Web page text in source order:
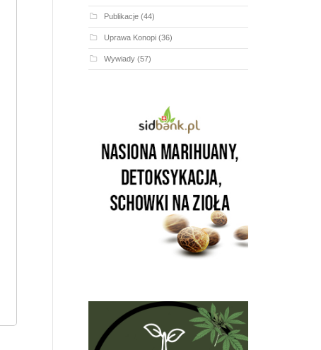
Publikacje(44)
Uprawa Konopi(36)
Wywiady(57)